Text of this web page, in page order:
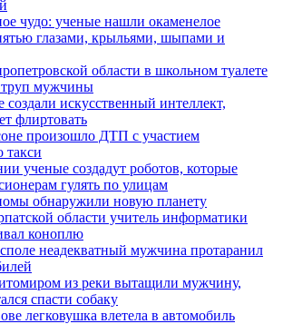
чудо: ученые нашли окаменелое
глазами, крыльями, шыпами и
области в школьном туалете
мужчины
создали искусственный интеллект,
флиртовать
произошло ДТП с участием
такси
ученые создадут роботов, которые
гулять по улицам
обнаружили новую планету
области учитель информатики
коноплю
неадекватный мужчина протаранил
из реки вытащили мужчину,
спасти собаку
легковушка влетела в автомобиль